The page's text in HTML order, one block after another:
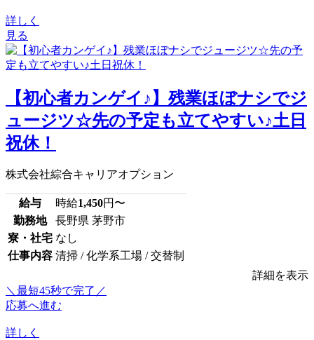
詳しく
見る
【初心者カンゲイ♪】残業ほぼナシでジ
ュージツ☆先の予定も立てやすい♪土日
祝休！
株式会社綜合キャリアオプション
給与 時給1,450円〜
勤務地
長野県 茅野市
寮・社宅 なし
仕事内容 清掃 / 化学系工場 / 交替制
詳細を表示
＼最短45秒で完了／
応募へ進む
詳しく